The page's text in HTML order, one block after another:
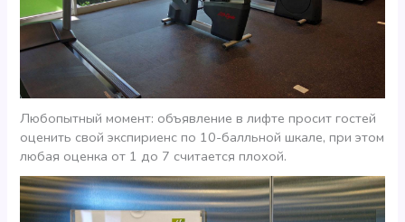
Любопытный момент: объявление в лифте просит гостей
оценить свой экспириенс по 10-балльной шкале, при этом
любая оценка от 1 до 7 считается плохой.